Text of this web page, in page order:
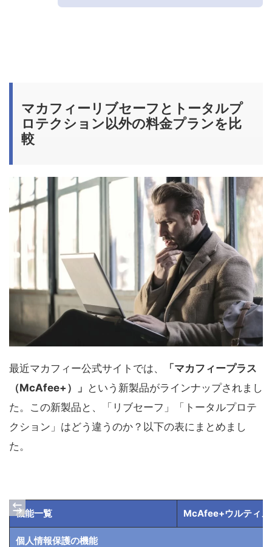
マカフィーリブセーフとトータルプ
ロテクション以外の料金プランを比
較
最近マカフィー公式サイトでは、
「マカフィープラス
（McAfee+）」 という新製品がラインナップされまし
た。この新製品と、「リブセーフ」「トータルプロテ
クション」はどう違うのか？以下の表にまとめまし
た。
機能一覧 McAfee+ウルティメ
個人情報保護の機能